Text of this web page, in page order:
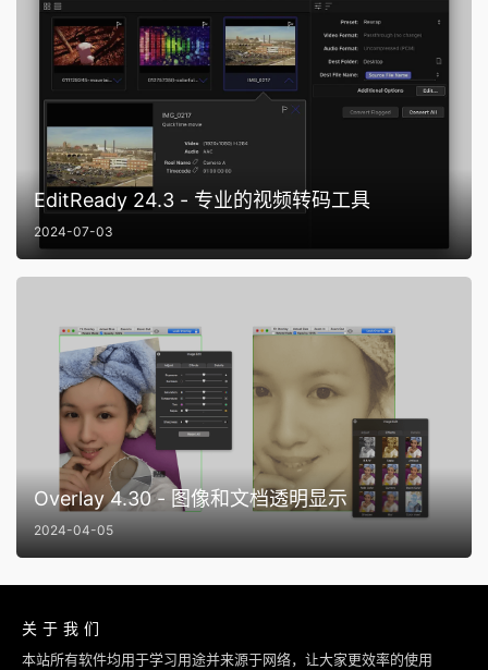
EditReady 24.3 - 专业的视频转码工具
2024-07-03
Overlay 4.30 - 图像和文档透明显示
2024-04-05
关于我们
本站所有软件均用于学习用途并来源于网络，让大家更效率的使用